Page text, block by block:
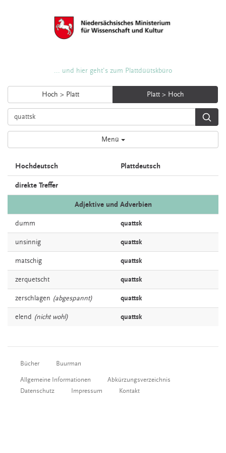
... und hier geht's zum Plattdüütskbüro
Hoch > Platt Platt > Hoch
Menü
Hochdeutsch Plattdeutsch
direkte Treffer
Adjektive und Adverbien
dumm quattsk
unsinnig quattsk
matschig quattsk
zerquetscht quattsk
zerschlagen (abgespannt) quattsk
elend (nicht wohl) quattsk
Bücher Buurman
Allgemeine Informationen
Abkürzungsverzeichnis
Datenschutz
Impressum Kontakt